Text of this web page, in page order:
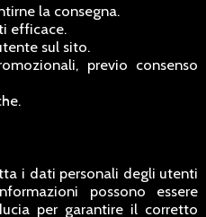
la consegna.
efficace.
sul sito.
previo consenso
i dati personali degli utenti
possono essere
per garantire il corretto